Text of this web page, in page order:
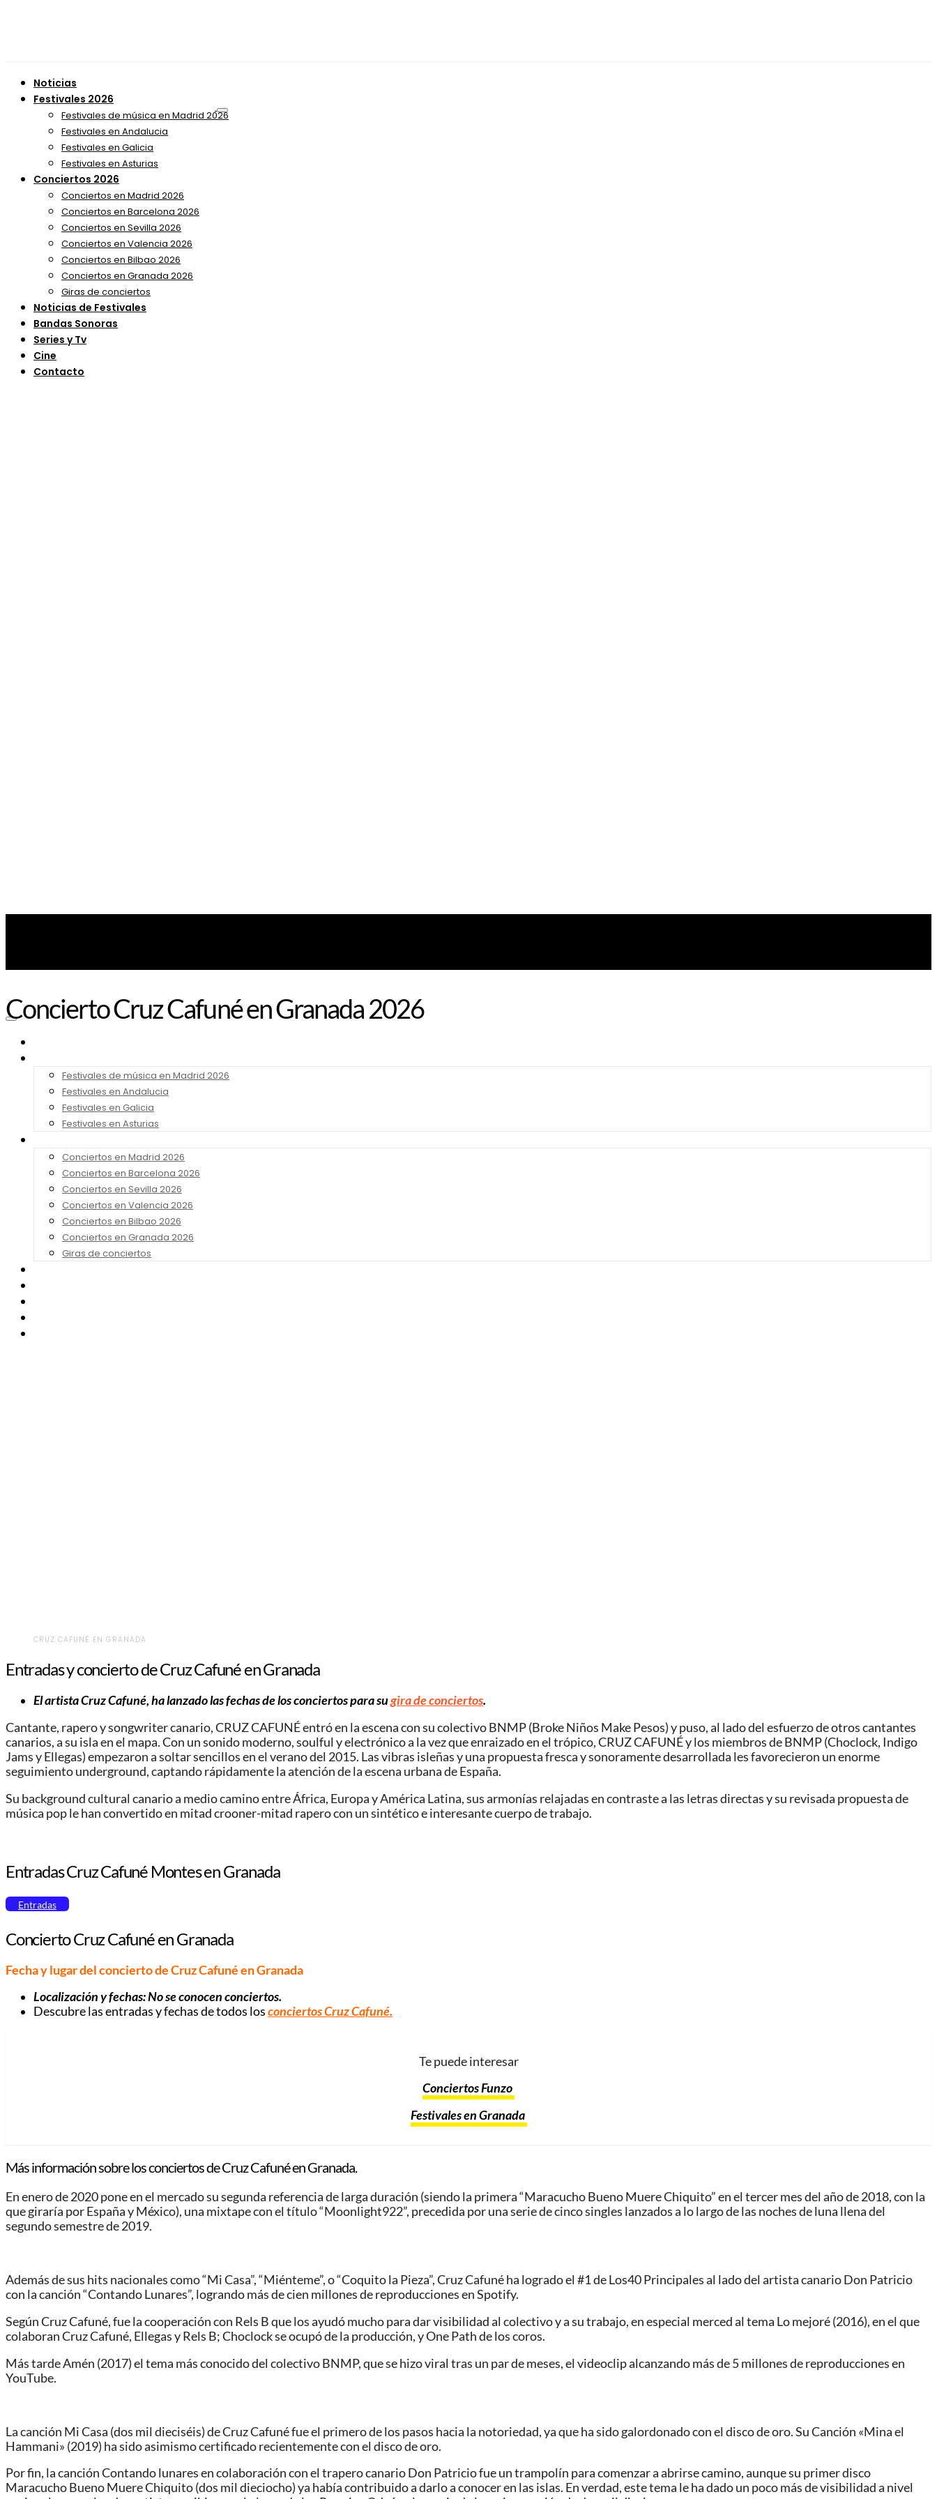
Noticias
Festivales 2026
Festivales de música en Madrid 2026
Festivales en Andalucia
Festivales en Galicia
Festivales en Asturias
Conciertos 2026
Conciertos en Madrid 2026
Conciertos en Barcelona 2026
Conciertos en Sevilla 2026
Conciertos en Valencia 2026
Conciertos en Bilbao 2026
Conciertos en Granada 2026
Giras de conciertos
Noticias de Festivales
Bandas Sonoras
Series y Tv
Cine
Contacto
Festivales de música en Madrid 2026
Festivales en Andalucia
Festivales en Galicia
Festivales en Asturias
Conciertos en Madrid 2026
Conciertos en Barcelona 2026
Conciertos en Sevilla 2026
Conciertos en Valencia 2026
Conciertos en Bilbao 2026
Conciertos en Granada 2026
Giras de conciertos
Concierto Cruz Cafuné en Granada 2026
CRUZ CAFUNÉ EN GRANADA
Entradas y concierto de Cruz Cafuné en Granada
El artista Cruz Cafuné, ha lanzado las fechas de los conciertos para sugira de conciertos.
Cantante, rapero y songwriter canario, CRUZ CAFUNÉ entró en la escena con su colectivo BNMP (Broke Niños Make Pesos) y puso, al lado del esfuerzo de otros cantantes
canarios, a su isla en el mapa. Con un sonido moderno, soulful y electrónico a la vez que enraizado en el trópico, CRUZ CAFUNÉ y los miembros de BNMP (Choclock, Indigo
Jams y Ellegas) empezaron a soltar sencillos en el verano del 2015. Las vibras isleñas y una propuesta fresca y sonoramente desarrollada les favorecieron un enorme
seguimiento underground, captando rápidamente la atención de la escena urbana de España.
Su background cultural canario a medio camino entre África, Europa y América Latina, sus armonías relajadas en contraste a las letras directas y su revisada propuesta de
música pop le han convertido en mitad crooner-mitad rapero con un sintético e interesante cuerpo de trabajo.
Entradas Cruz Cafuné Montes en Granada
Entradas
Concierto Cruz Cafuné en Granada
Fecha y lugar del concierto de Cruz Cafuné en Granada
Localización y fechas:No se conocen conciertos.
Descubre las entradas y fechas de todos losconciertos Cruz Cafuné.
Te puede interesar
Conciertos Funzo
Festivales en Granada
Más información sobre los conciertos de Cruz Cafuné en Granada.
En enero de 2020 pone en el mercado su segunda referencia de larga duración (siendo la primera “Maracucho Bueno Muere Chiquito” en el tercer mes del año de 2018, con la
que giraría por España y México), una mixtape con el título “Moonlight922”, precedida por una serie de cinco singles lanzados a lo largo de las noches de luna llena del
segundo semestre de 2019.
Además de sus hits nacionales como “Mi Casa”, “Miénteme”, o “Coquito la Pieza”, Cruz Cafuné ha logrado el #1 de Los40 Principales al lado del artista canario Don Patricio
con la canción “Contando Lunares”, logrando más de cien millones de reproducciones en Spotify.
Según Cruz Cafuné, fue la cooperación con Rels B que los ayudó mucho para dar visibilidad al colectivo y a su trabajo, en especial merced al tema Lo mejoré (2016), en el que
colaboran Cruz Cafuné, Ellegas y Rels B; Choclock se ocupó de la producción, y One Path de los coros.
Más tarde Amén (2017) el tema más conocido del colectivo BNMP, que se hizo viral tras un par de meses, el videoclip alcanzando más de 5 millones de reproducciones en
YouTube.
La canción Mi Casa (dos mil dieciséis) de Cruz Cafuné fue el primero de los pasos hacia la notoriedad, ya que ha sido galordonado con el disco de oro. Su Canción «Mina el
Hammani» (2019) ha sido asimismo certificado recientemente con el disco de oro.
Por fin, la canción Contando lunares en colaboración con el trapero canario Don Patricio fue un trampolín para comenzar a abrirse camino, aunque su primer disco
Maracucho Bueno Muere Chiquito (dos mil dieciocho) ya había contribuido a darlo a conocer en las islas. En verdad, este tema le ha dado un poco más de visibilidad a nivel